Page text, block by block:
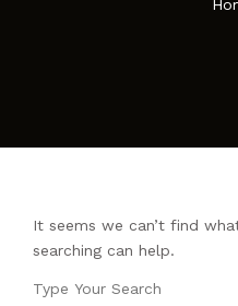
It seems we can’t find
searching can help.